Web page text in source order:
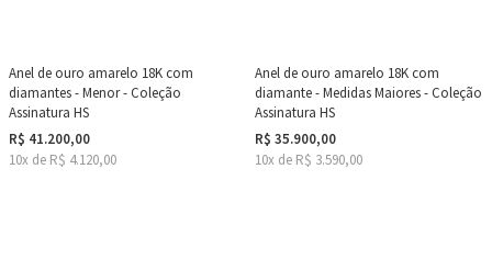
Anel de ouro amarelo 18K com
diamantes - Menor - Coleção
Assinatura HS
R$ 41.200,00
10x de R$ 4.120,00
Anel de ouro amarelo 18K com
diamante - Medidas Maiores - Coleção
Assinatura HS
R$ 35.900,00
10x de R$ 3.590,00